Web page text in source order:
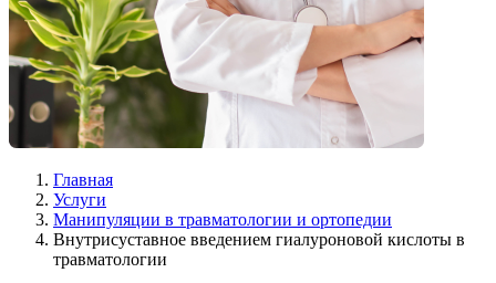
Главная
Услуги
Манипуляции в травматологии и ортопедии
Внутрисуставное введением гиалуроновой кислоты в
травматологии